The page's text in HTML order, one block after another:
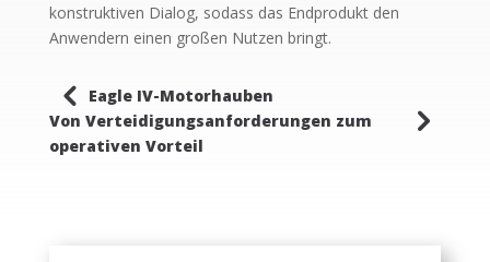
konstruktiven Dialog, sodass das Endprodukt den
Anwendern einen großen Nutzen bringt.
4
Eagle IV-Motorhauben
Von Verteidigungsanforderungen zum
operativen Vorteil
5